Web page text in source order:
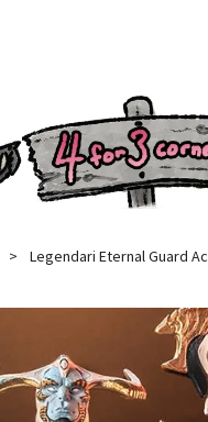
Legendari Eternal Guard